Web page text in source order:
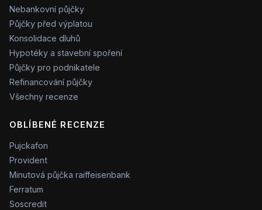
Nebankovní půjčky
Půjčky před výplatou
Konsolidace dluhů
Hypotéky a stavební spoření
Půjčky pro podnikatele
Refinancování půjčky
Všechny recenze
OBLÍBENÉ RECENZE
Pujckafon
Provident
Minutová půjčka raiffeisenbank
Ferratum
Soscredit